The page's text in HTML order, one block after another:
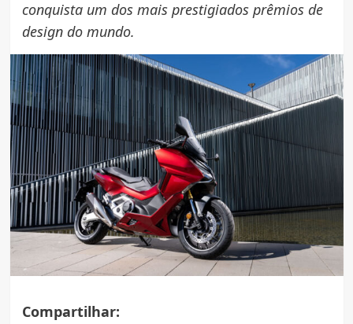
conquista um dos mais prestigiados prêmios de
design do mundo.
Compartilhar: